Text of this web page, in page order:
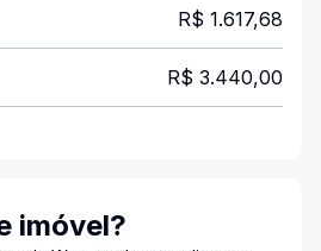
R$ 1.617,68
R$ 3.440,00
imóvel?